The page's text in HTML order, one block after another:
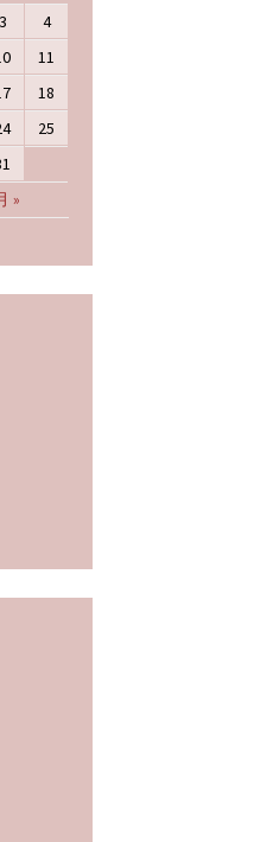
»
3
4
11
18
25